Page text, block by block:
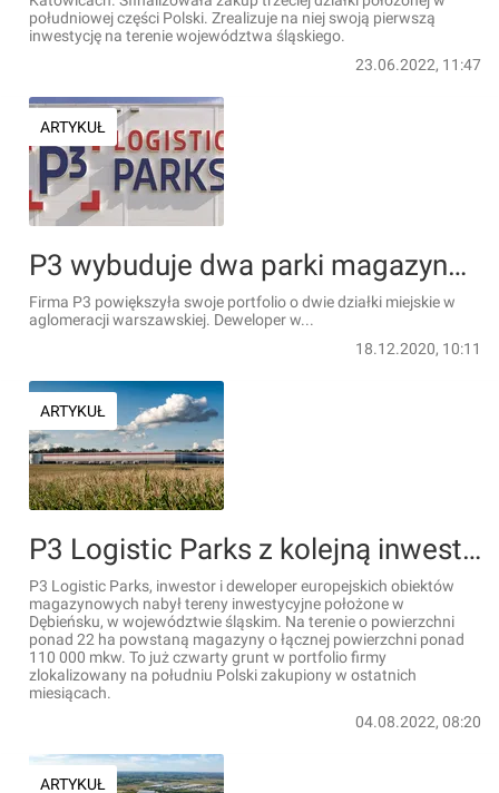
południowej części Polski. Zrealizuje na niej swoją pierwszą
inwestycję na terenie województwa śląskiego.
23.06.2022, 11:47
ARTYKUŁ
P3 wybuduje dwa parki magazynowe w aglomeracji warszawskiej
Firma P3 powiększyła swoje portfolio o dwie działki miejskie w
aglomeracji warszawskiej. Deweloper w...
18.12.2020, 10:11
ARTYKUŁ
P3 Logistic Parks z kolejną inwestycją w województwie śląskim
P3 Logistic Parks, inwestor i deweloper europejskich obiektów
magazynowych nabył tereny inwestycyjne położone w
Dębieńsku, w województwie śląskim. Na terenie o powierzchni
ponad 22 ha powstaną magazyny o łącznej powierzchni ponad
110 000 mkw. To już czwarty grunt w portfolio firmy
zlokalizowany na południu Polski zakupiony w ostatnich
miesiącach.
04.08.2022, 08:20
ARTYKUŁ